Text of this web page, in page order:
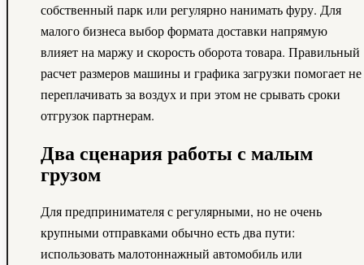
собственный парк или регулярно нанимать фуру. Для
малого бизнеса выбор формата доставки напрямую
влияет на маржу и скорость оборота товара. Правильный
расчет размеров машины и графика загрузки помогает не
переплачивать за воздух и при этом не срывать сроки
отгрузок партнерам.
Два сценария работы с малым
грузом
Для предпринимателя с регулярными, но не очень
крупными отправками обычно есть два пути:
использовать малотоннажный автомобиль или